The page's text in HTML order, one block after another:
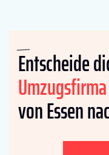
Entscheide
Umzugsfirma
von Essen